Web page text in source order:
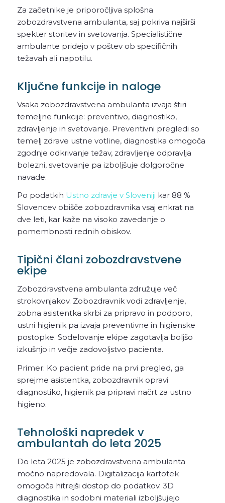
Za začetnike je priporočljiva splošna
zobozdravstvena ambulanta, saj pokriva najširši
spekter storitev in svetovanja. Specialistične
ambulante pridejo v poštev ob specifičnih
težavah ali napotilu.
Ključne funkcije in naloge
Vsaka zobozdravstvena ambulanta izvaja štiri
temeljne funkcije: preventivo, diagnostiko,
zdravljenje in svetovanje. Preventivni pregledi so
temelj zdrave ustne votline, diagnostika omogoča
zgodnje odkrivanje težav, zdravljenje odpravlja
bolezni, svetovanje pa izboljšuje dolgoročne
navade.
Po podatkih Ustno zdravje v Sloveniji kar 88 %
Slovencev obišče zobozdravnika vsaj enkrat na
dve leti, kar kaže na visoko zavedanje o
pomembnosti rednih obiskov.
Tipični člani zobozdravstvene
ekipe
Zobozdravstvena ambulanta združuje več
strokovnjakov. Zobozdravnik vodi zdravljenje,
zobna asistentka skrbi za pripravo in podporo,
ustni higienik pa izvaja preventivne in higienske
postopke. Sodelovanje ekipe zagotavlja boljšo
izkušnjo in večje zadovoljstvo pacienta.
Primer: Ko pacient pride na prvi pregled, ga
sprejme asistentka, zobozdravnik opravi
diagnostiko, higienik pa pripravi načrt za ustno
higieno.
Tehnološki napredek v
ambulantah do leta 2025
Do leta 2025 je zobozdravstvena ambulanta
močno napredovala. Digitalizacija kartotek
omogoča hitrejši dostop do podatkov. 3D
diagnostika in sodobni materiali izboljšujejo